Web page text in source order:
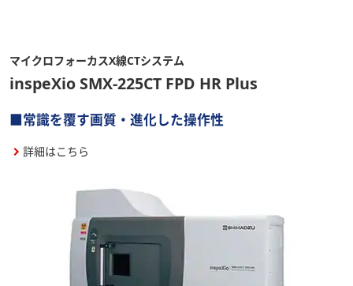
マイクロフォーカスX線CTシステム
inspeXio SMX-225CT FPD HR Plus
■常識を覆す画質・進化した操作性
詳細はこちら